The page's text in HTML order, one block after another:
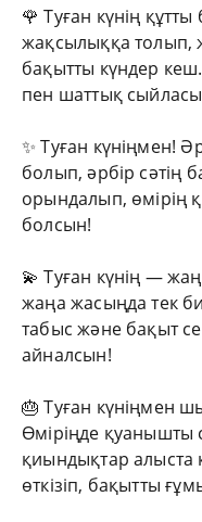
🌹 Туған күнің
жақсылыққа толып,
бақытты күндер
пен шаттық
✨ Туған күніңмен!
болып, әрбір сәтің
орындалып, өмірің
болсын!
💫 Туған күнің —
жаңа жасыңда тек
табыс және бақыт
айналсын!
🎂 Туған күніңмен
Өміріңде қуанышты
қиындықтар алыста
өткізіп, бақытты